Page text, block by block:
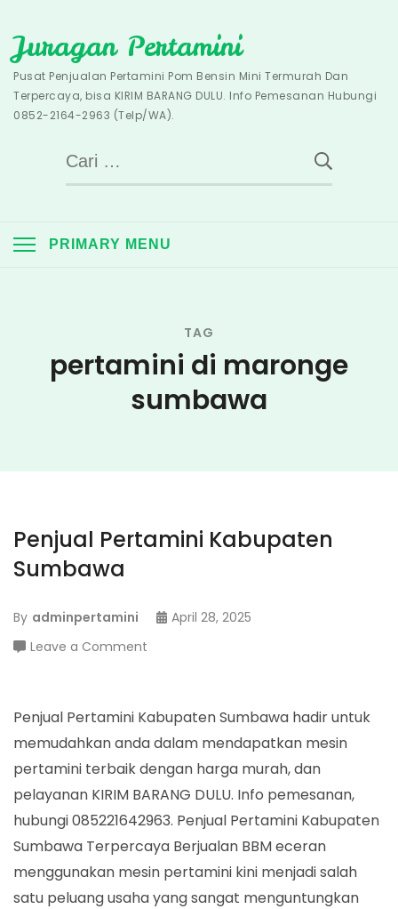
to
content
Juragan Pertamini
Pusat Penjualan Pertamini Pom Bensin Mini Termurah Dan
Terpercaya, bisa KIRIM BARANG DULU. Info Pemesanan Hubungi
0852-2164-2963 (Telp/WA).
Cari
untuk:
PRIMARY MENU
TAG
pertamini di maronge
sumbawa
Penjual Pertamini Kabupaten
Sumbawa
By adminpertamini
April 28, 2025
Leave a Comment
Kabupaten
Sumbawa
Penjual Pertamini Kabupaten Sumbawa hadir untuk
memudahkan anda dalam mendapatkan mesin
pertamini terbaik dengan harga murah, dan
pelayanan KIRIM BARANG DULU. Info pemesanan,
hubungi 085221642963. Penjual Pertamini Kabupaten
Sumbawa Terpercaya Berjualan BBM eceran
menggunakan mesin pertamini kini menjadi salah
satu peluang usaha yang sangat menguntungkan